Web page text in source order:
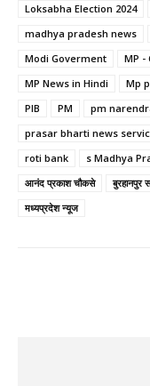
Loksabha Election 2024
madhya pradesh news
Modi Goverment
MP -
MP News in Hindi
Mp
PIB
PM pm
prasar bharti news
roti bank
s Madhya
आनंद प्रकाश चौकसे
बुरहानपुर
मध्यप्रदेश न्यूज